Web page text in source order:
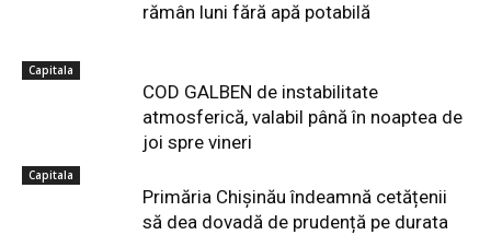
rămân luni fără apă potabilă
Capitala
COD GALBEN de instabilitate
atmosferică, valabil până în noaptea de
joi spre vineri
Capitala
Primăria Chișinău îndeamnă cetățenii
să dea dovadă de prudență pe durata